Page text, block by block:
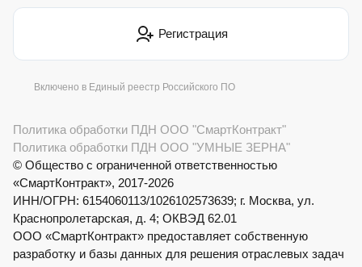
Включено в Единый реестр Российского ПО
Регистрация
© Общество с ограниченной ответственностью
«СмартКонтракт», 2017-2026
ИНН/ОГРН: 6154060113/1026102573639; г. Москва, ул.
Краснопролетарская, д. 4; ОКВЭД 62.01
ООО «СмартКонтракт» предоставляет собственную
разработку и базы данных для решения отраслевых задач
Политика обработки ПДН ООО "СмартКонтракт"
Политика обработки ПДН ООО "УМНЫЕ ЗЕРНА"